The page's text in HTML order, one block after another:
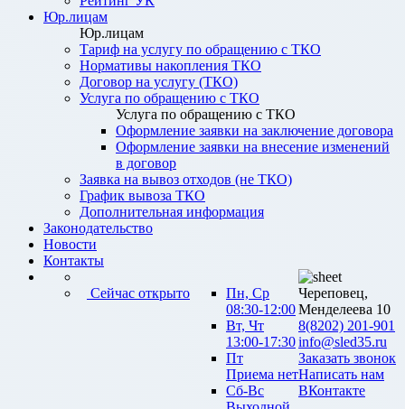
Юр.лицам
Юр.лицам
Тариф на услугу по обращению с ТКО
Нормативы накопления ТКО
Договор на услугу (ТКО)
Услуга по обращению с ТКО
Услуга по обращению с ТКО
Оформление заявки на заключение договора
Оформление заявки на внесение изменений
в договор
Заявка на вывоз отходов (не ТКО)
График вывоза ТКО
Дополнительная информация
Законодательство
Новости
Контакты
Сейчас открыто
Пн, Ср
08:30-12:00
Вт, Чт
13:00-17:30
Пт
Приема нет
Сб-Вс
Череповец,
Менделеева 10
8(8202) 201-901
info@sled35.ru
Заказать звонок
Написать нам
ВКонтакте